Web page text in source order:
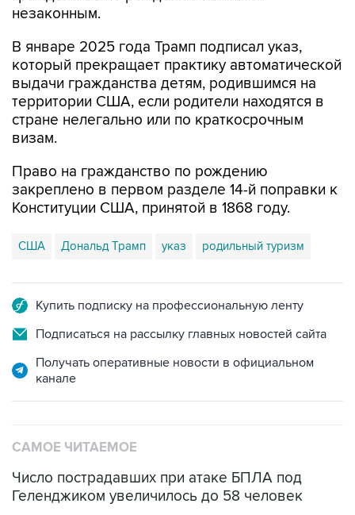
незаконным.
В январе 2025 года Трамп подписал указ,
который прекращает практику автоматической
выдачи гражданства детям, родившимся на
территории США, если родители находятся в
стране нелегально или по краткосрочным
визам.
Право на гражданство по рождению
закреплено в первом разделе 14-й поправки к
Конституции США, принятой в 1868 году.
США Дональд Трамп указ родильный туризм
Купить подписку на профессиональную ленту
Подписаться на рассылку главных новостей сайта
Получать оперативные новости в официальном
канале
САМОЕ ЧИТАЕМОЕ
Число пострадавших при атаке БПЛА под
Геленджиком увеличилось до 58 человек